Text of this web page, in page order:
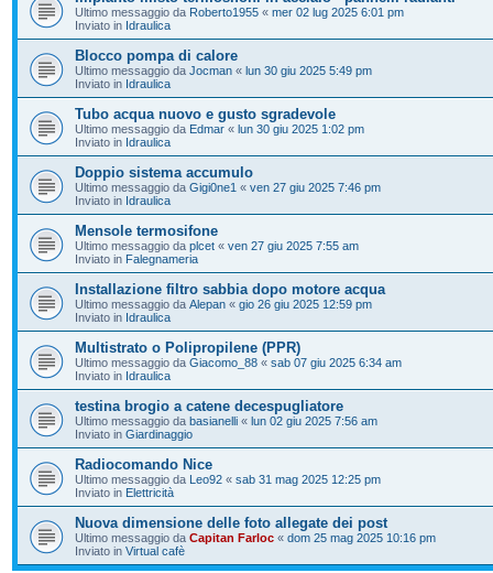
Ultimo messaggio da Roberto1955 « mer 02 lug 2025 6:01 pm
Inviato in Idraulica
Blocco pompa di calore
Ultimo messaggio da Jocman « lun 30 giu 2025 5:49 pm
Inviato in Idraulica
Tubo acqua nuovo e gusto sgradevole
Ultimo messaggio da Edmar « lun 30 giu 2025 1:02 pm
Inviato in Idraulica
Doppio sistema accumulo
Ultimo messaggio da Gigi0ne1 « ven 27 giu 2025 7:46 pm
Inviato in Idraulica
Mensole termosifone
Ultimo messaggio da plcet « ven 27 giu 2025 7:55 am
Inviato in Falegnameria
Installazione filtro sabbia dopo motore acqua
Ultimo messaggio da Alepan « gio 26 giu 2025 12:59 pm
Inviato in Idraulica
Multistrato o Polipropilene (PPR)
Ultimo messaggio da Giacomo_88 « sab 07 giu 2025 6:34 am
Inviato in Idraulica
testina brogio a catene decespugliatore
Ultimo messaggio da basianelli « lun 02 giu 2025 7:56 am
Inviato in Giardinaggio
Radiocomando Nice
Ultimo messaggio da Leo92 « sab 31 mag 2025 12:25 pm
Inviato in Elettricità
Nuova dimensione delle foto allegate dei post
Ultimo messaggio da Capitan Farloc « dom 25 mag 2025 10:16 pm
Inviato in Virtual cafè